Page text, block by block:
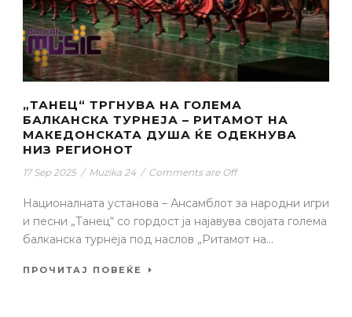
„ТАНЕЦ“ ТРГНУВА НА ГОЛЕМА
БАЛКАНСКА ТУРНЕЈА – РИТАМОТ НА
МАКЕДОНСКАТА ДУША ЌЕ ОДЕКНУВА
НИЗ РЕГИОНОТ
17 Sep 2025 / Muzika 24 / Comments are Off
Националната установа – Ансамблот за народни игри
и песни „Танец“ со гордост ја најавува својата голема
балканска турнеја под наслов „Ритамот на...
ПРОЧИТАЈ ПОВЕЌЕ